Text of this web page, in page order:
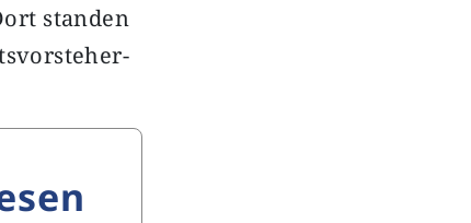
standen